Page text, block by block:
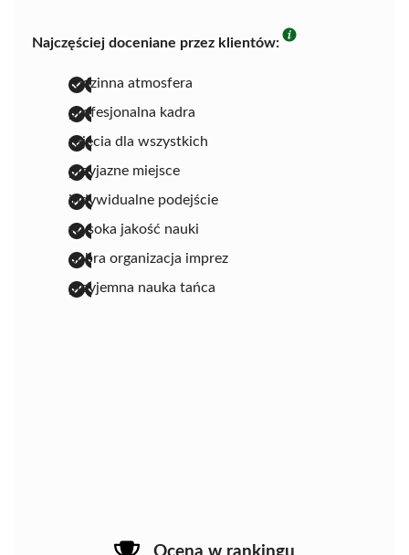
Najczęściej doceniane przez klientów:
rodzinna atmosfera
profesjonalna kadra
zajęcia dla wszystkich
przyjazne miejsce
indywidualne podejście
wysoka jakość nauki
dobra organizacja imprez
przyjemna nauka tańca